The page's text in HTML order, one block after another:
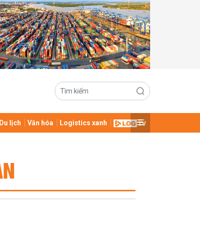
Du lịch Văn hóa Logistics xanh